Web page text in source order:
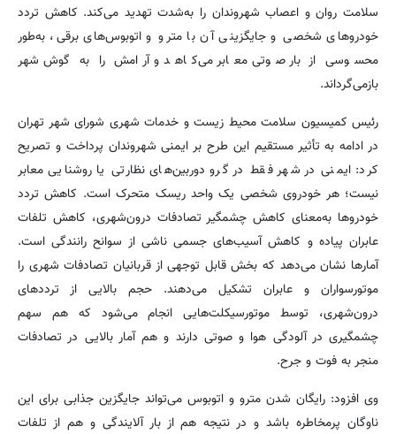
سلامت روان و اعصاب شهروندان را به‌شدت تهدید می‌کند. کاهش تردد
خودروهای شخصی و جایگزینی آن با مترو و اتوبوس‌های برقی، به‌طور
محسوسی از بار صوتی معابر می‌کاهد و آرامش را به گوش شهر
بازمی‌گرداند.
رئیس کمیسیون سلامت محیط زیست و خدمات شهری شورای شهر تهران
در ادامه به تأثیر مستقیم این طرح بر ایمنی شهروندان پرداخت و تصریح
کرد: ایمنی در شهر فقط در گرو دوربین‌های نظارتی یا روشنایی معابر
نیست؛ هر خودروی شخصی یک واحد ریسک متحرک است. کاهش تردد
خودروها به‌معنای کاهش چشمگیر تصادفات درون‌شهری، کاهش تلفات
عابران پیاده و کاهش آسیب‌های جسمی ناشی از سوانح رانندگی است.
آمارها نشان می‌دهد که بخش قابل توجهی از قربانیان تصادفات شهری را
موتورسواران و عابران تشکیل می‌دهند. حجم بالایی از ترددهای
درون‌شهری، توسط موتورسیکلت‌هایی انجام می‌شود که هم سهم
چشمگیری در آلودگی هوا و صوتی دارند و هم آمار بالایی در تصادفات
منجر به فوت و جرح.
وی افزود: رایگان شدن مترو و اتوبوس می‌تواند جایگزین جذابی برای این
ناوگان پرمخاطره باشد و در نتیجه هم از بار آلایندگی و هم از تلفات